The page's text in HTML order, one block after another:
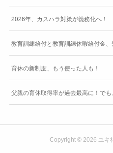
2026年、カスハラ対策が義務化へ！
教育訓練給付と教育訓練休暇給付金、
育休の新制度、もう使った人も！
父親の育休取得率が過去最高に！でも
Copyright © 2026 ユキ